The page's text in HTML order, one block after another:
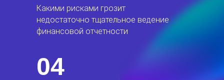
04
Какими рисками грозит
недостаточно тщательное ведение
финансовой отчетности